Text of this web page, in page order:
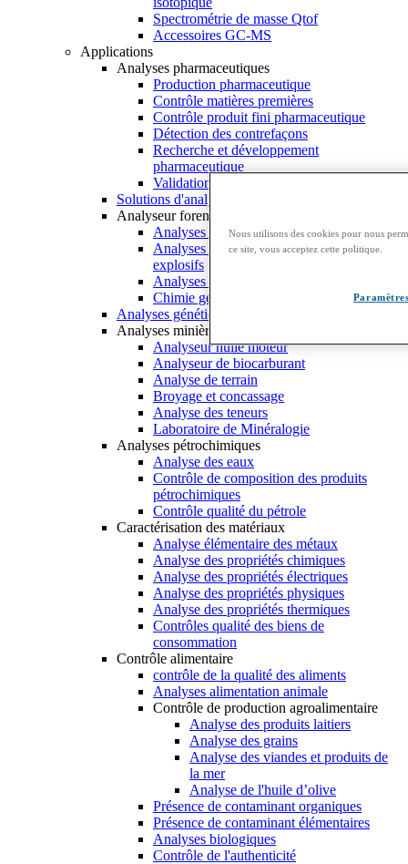
Spectrométrie de masse Qtof
Accessoires GC-MS
Applications
Analyses pharmaceutiques
Production pharmaceutique
Contrôle matières premières
Contrôle produit fini pharmaceutique
Détection des contrefaçons
Recherche et développement
pharmaceutique
Validation du nettoyage
Solutions d'analyse cellulaire
Analyseur forensic
Analyses forensiques de traces
Analyses de résidus d’incendies et
explosifs
Analyses toxicologiques
Chimie générale
Analyses génétiques
Analyses minières
Analyseur huile moteur
Analyseur de biocarburant
Analyse de terrain
Broyage et concassage
Analyse des teneurs
Laboratoire de Minéralogie
Analyses pétrochimiques
Analyse des eaux
Contrôle de composition des produits
pétrochimiques
Contrôle qualité du pétrole
Caractérisation des matériaux
Analyse élémentaire des métaux
Analyse des propriétés chimiques
Analyse des propriétés électriques
Analyse des propriétés physiques
Analyse des propriétés thermiques
Contrôles qualité des biens de
consommation
Contrôle alimentaire
contrôle de la qualité des aliments
Analyses alimentation animale
Contrôle de production agroalimentaire
Analyse des produits laitiers
Analyse des grains
Analyse des viandes et produits de
la mer
Analyse de l'huile d’olive
Présence de contaminant organiques
Présence de contaminant élémentaires
Analyses biologiques
Contrôle de l'authenticité
Nous utilisons des cookies pour nous
ce site, vous acceptez cette politique.